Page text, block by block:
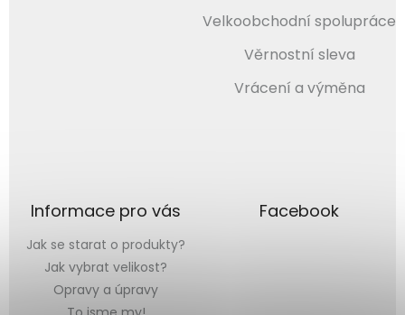
Velkoobchodní spolupráce
Věrnostní sleva
Vrácení a výměna
Informace pro vás
Jak se starat o produkty?
Jak vybrat velikost?
Opravy a úpravy
Facebook